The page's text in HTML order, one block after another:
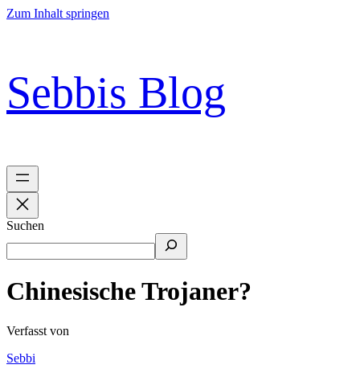
Zum Inhalt springen
Sebbis Blog
Suchen
Chinesische Trojaner?
Verfasst von
Sebbi